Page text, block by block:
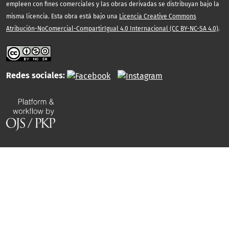
empleen con fines comerciales y las obras derivadas se distribuyan bajo la
misma licencia. Esta obra está bajo una Licencia Creative Commons
Atribución-NoComercial-CompartirIgual 4.0 Internacional (CC BY-NC-SA 4.0).
Redes sociales: